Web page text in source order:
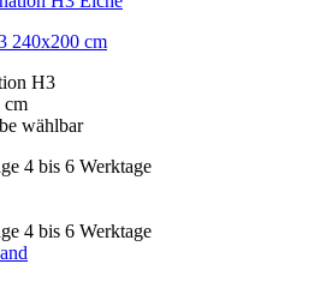
240x200 cm
H3
cm
wählbar
4 bis 6 Werktage
4 bis 6 Werktage